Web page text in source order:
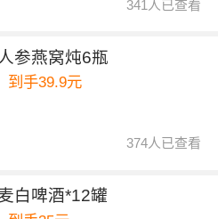
341人已查看
参燕窝炖6瓶
到手39.9元
374人已查看
白啤酒*12罐